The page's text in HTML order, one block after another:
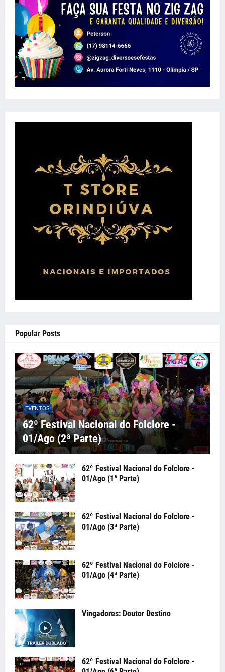
Popular Posts
EVENTOS
62º Festival Nacional do Folclore -
01/Ago (2ª Parte)
62º Festival Nacional do Folclore -
01/Ago (1ª Parte)
62º Festival Nacional do Folclore -
01/Ago (3ª Parte)
62º Festival Nacional do Folclore -
01/Ago (4ª Parte)
Vingadores: Doutor Destino
62º Festival Nacional do Folclore -